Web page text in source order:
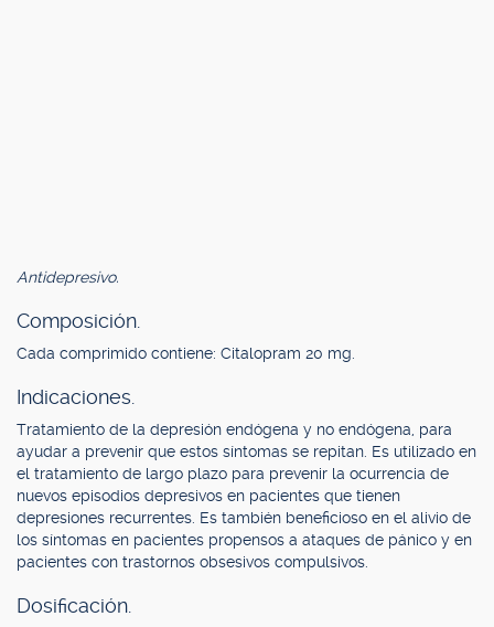
Antidepresivo.
Composición.
Cada comprimido contiene: Citalopram 20 mg.
Indicaciones.
Tratamiento de la depresión endógena y no endógena, para
ayudar a prevenir que estos síntomas se repitan. Es utilizado en
el tratamiento de largo plazo para prevenir la ocurrencia de
nuevos episodios depresivos en pacientes que tienen
depresiones recurrentes. Es también beneficioso en el alivio de
los síntomas en pacientes propensos a ataques de pánico y en
pacientes con trastornos obsesivos compulsivos.
Dosificación.